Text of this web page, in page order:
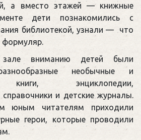
а вместо этажей — книжные
дети познакомились с
библиотекой, узнали — что
формуляр.
вниманию детей были
необычные и
книги, энциклопедии,
и детские журналы.
читателям приходили
герои, которые проводили